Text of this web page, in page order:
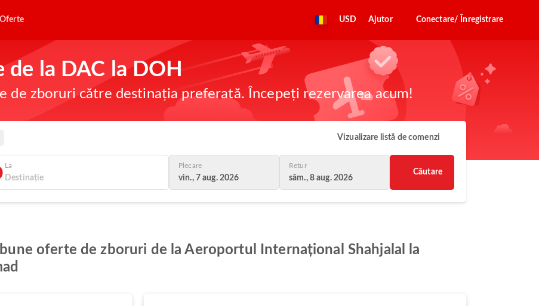
Oferte USD Ajutor Conectare/ Înregistrare
la DAC la DOH
de zboruri către destinația preferată. Începeți rezervarea acum!
Vizualizare listă de comenzi
La Plecare
vin., 7 aug. 2026
Retur
sâm., 8 aug. 2026
Căutare
oferte de zboruri de la Aeroportul Internațional Shahjalal la